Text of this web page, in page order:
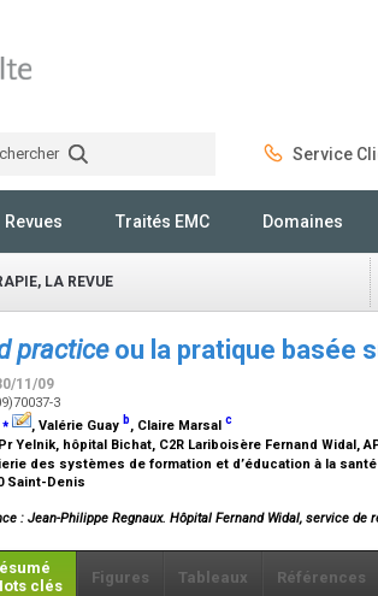
Service
Revues Traités EMC Domaines
LA REVUE
practiceou la pratique basée
11/09
3
⁎ , Valérie Guay b, Claire Marsal c
Yelnik, hôpital Bichat, C2R Lariboisère Fernand Widal,
des systèmes de formation et d’éducation à la santé
Saint-Denis
: Jean-Philippe Regnaux. Hôpital Fernand Widal, service de
clés
Figures Tableaux Références